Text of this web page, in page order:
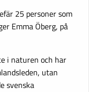
25 personer som
Emma Öberg, på
i naturen och har
utan
svenska